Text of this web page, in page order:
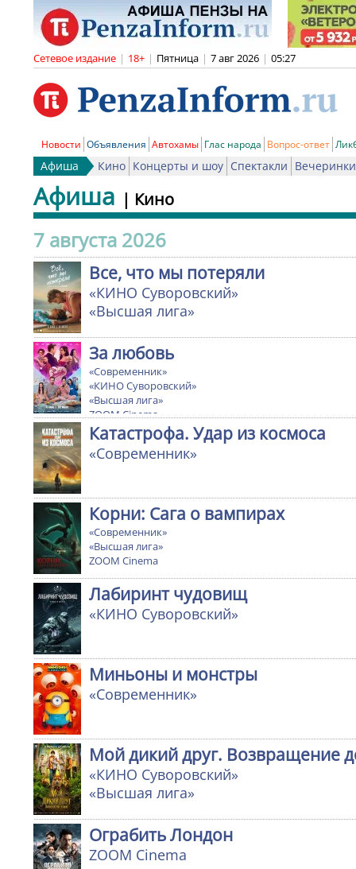
Сетевое издание | 18+ | Пятница | 7 авг 2026 | 05:27
Новости Объявления Автохамы Глас народа Вопрос-ответ
Афиша Кино Концерты и шоу Спектакли Вечеринки
Афиша | Кино
7 августа 2026
Все, что мы потеряли
«КИНО Суворовский»
«Высшая лига»
За любовь
«Современник»
«КИНО Суворовский»
«Высшая лига»
ZOOM Cinema
Катастрофа. Удар из космоса
«Современник»
Корни: Сага о вампирах
«Современник»
«Высшая лига»
ZOOM Cinema
Лабиринт чудовищ
«КИНО Суворовский»
Миньоны и монстры
«Современник»
Мой дикий друг. Возвращение
«КИНО Суворовский»
«Высшая лига»
Ограбить Лондон
ZOOM Cinema